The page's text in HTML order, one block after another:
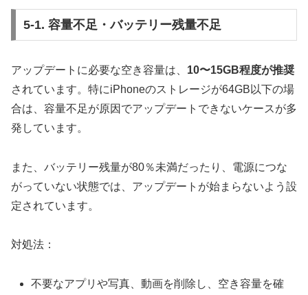
5-1. 容量不足・バッテリー残量不足
アップデートに必要な空き容量は、 10〜15GB程度が推奨
されています。特にiPhoneのストレージが64GB以下の場
合は、容量不足が原因でアップデートできないケースが多
発しています。
また、バッテリー残量が80％未満だったり、電源につな
がっていない状態では、アップデートが始まらないよう設
定されています。
対処法：
不要なアプリや写真、動画を削除し、空き容量を確